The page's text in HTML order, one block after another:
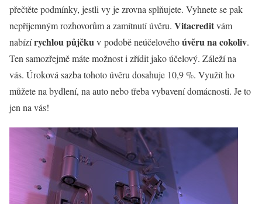
přečtěte podmínky, jestli vy je zrovna splňujete. Vyhnete se pak
nepříjemným rozhovorům a zamítnutí úvěru. Vitacreditvám
nabízírychlou půjčkuv podobě neúčelovéhoúvěru na cokoliv.
Ten samozřejmě máte možnost i zřídit jako účelový. Záleží na
vás. Úroková sazba tohoto úvěru dosahuje 10,9 %. Využít ho
můžete na bydlení, na auto nebo třeba vybavení domácnosti. Je to
jen na vás!